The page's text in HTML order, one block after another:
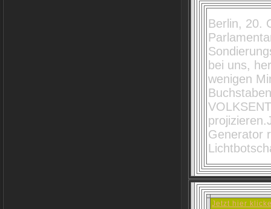
Berlin, 20.
bei uns,
wenigen
Generator
Jetzt hier